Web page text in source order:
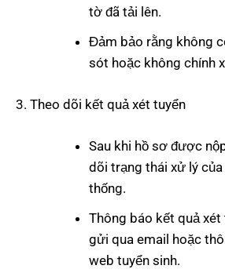
tờ đã tải lên.
Đảm bảo rằng không
sót hoặc không chính
Theo dõi kết quả xét tuyển
Sau khi hồ sơ được
dõi trạng thái xử lý
thống.
Thông báo kết quả
gửi qua email hoặc
web tuyển sinh.